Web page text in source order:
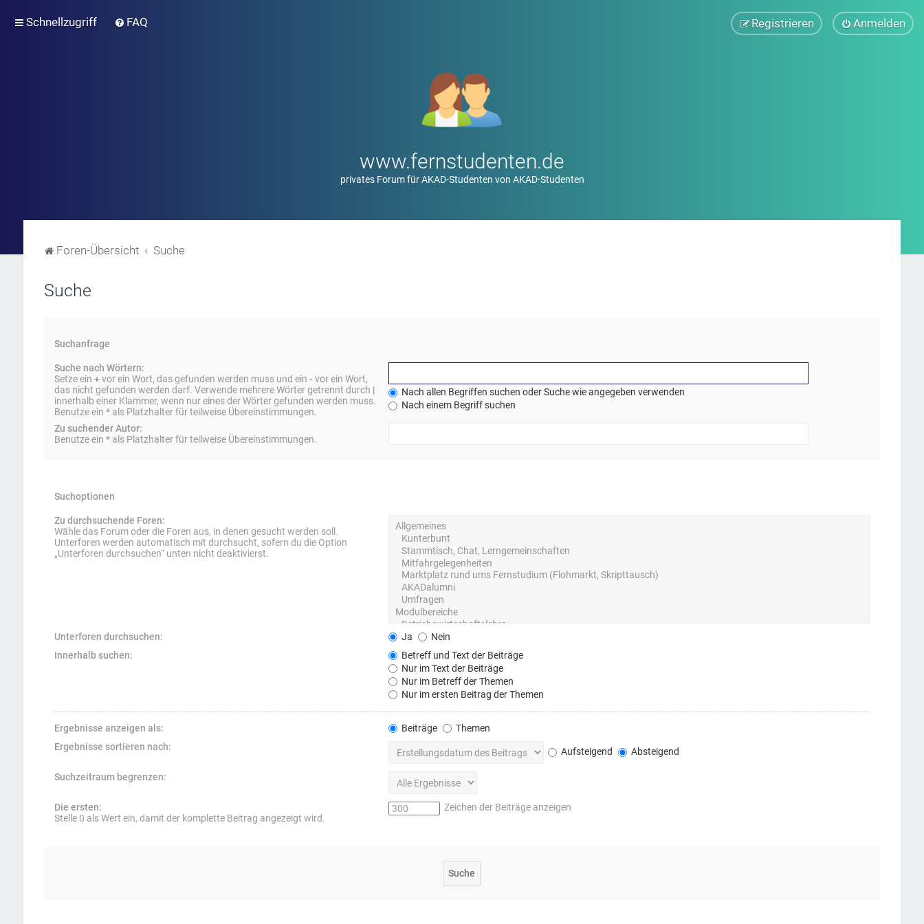
Schnellzugriff FAQ Anmelden
Registrieren
www.fernstudenten.de
privates Forum für AKAD-Studenten von AKAD-Studenten
Foren-Übersicht Suche
Suche
Suchanfrage
Suche nach Wörtern:
Setze ein +vor ein Wort, das gefunden werden muss und ein - vor ein Wort,
das nicht gefunden werden darf. Verwende mehrere Wörter getrennt durch |
innerhalb einer Klammer, wenn nur eines der Wörter gefunden werden muss.
Benutze ein * als Platzhalter für teilweise Übereinstimmungen.
Nach allen Begriffen suchen oder Suche wie angegeben verwenden
Nach einem Begriff suchen
Zu suchender Autor:
Benutze ein * als Platzhalter für teilweise Übereinstimmungen.
Suchoptionen
Zu durchsuchende Foren:
Wähle das Forum oder die Foren aus, in denen gesucht werden soll.
Unterforen werden automatisch mit durchsucht, sofern du die Option
„Unterforen durchsuchen“ unten nicht deaktivierst.
Unterforen durchsuchen: Ja
Nein
Innerhalb suchen:
Betreff und Text der Beiträge
Nur im Text der Beiträge
Nur im Betreff der Themen
Nur im ersten Beitrag der Themen
Ergebnisse anzeigen als: Beiträge
Themen
Ergebnisse sortieren nach:
Aufsteigend Absteigend
Suchzeitraum begrenzen:
Die ersten:
Stelle 0 als Wert ein, damit der komplette Beitrag angezeigt wird.
Zeichen der Beiträge anzeigen